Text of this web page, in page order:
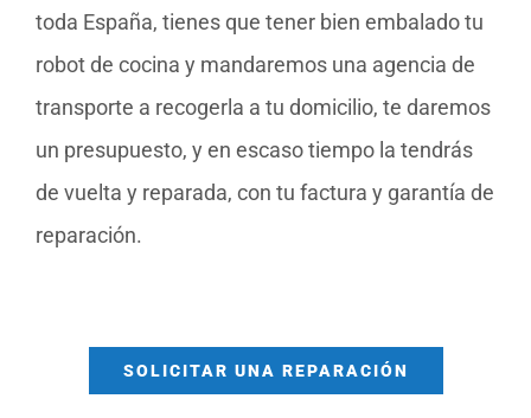
toda España, tienes que tener bien embalado tu
robot de cocina y mandaremos una agencia de
transporte a recogerla a tu domicilio, te daremos
un presupuesto, y en escaso tiempo la tendrás
de vuelta y reparada, con tu factura y garantía de
reparación.
SOLICITAR UNA REPARACIÓN